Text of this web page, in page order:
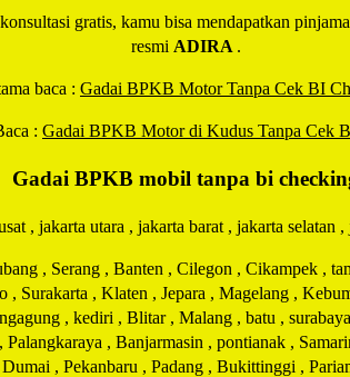
gratis, kamu bisa mendapatkan
resmi ADIRA .
baca : Gadai BPKB Motor Tanpa Cek BI
: Gadai BPKB Motor di Kudus Tanpa Cek
Gadai BPKB mobil tanpa bi
, jakarta utara , jakarta barat , jakarta selatan
, Serang , Banten , Cilegon , Cikampek ,
Surakarta , Klaten , Jepara , Magelang ,
, kediri , Blitar , Malang , batu ,
, Banjarmasin , pontianak ,
, Pekanbaru , Padang , Bukittinggi ,